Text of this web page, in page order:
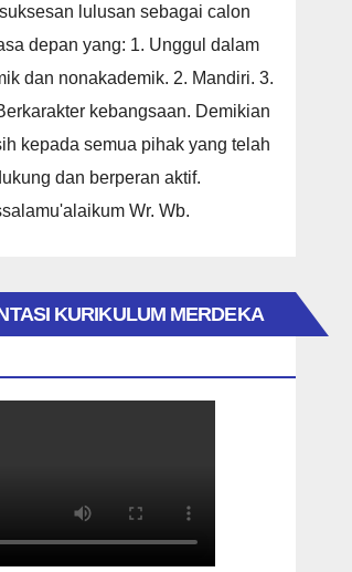
lulusan sebagai calon
depan yang: 1. Unggul dalam
dan nonakademik. 2. Mandiri. 3.
kebangsaan. Demikian
kepada semua pihak yang telah
dan berperan aktif.
Wr. Wb.
KURIKULUM MERDEKA